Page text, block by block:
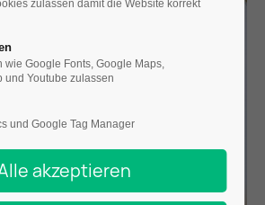
zulassen damit die Website korrekt
wie Google Fonts, Google Maps,
und Youtube zulassen
und Google Tag Manager